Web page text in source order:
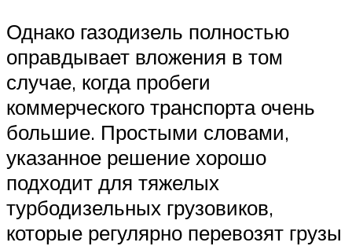
Однако газодизель полностью
оправдывает вложения в том
случае, когда пробеги
коммерческого транспорта очень
большие. Простыми словами,
указанное решение хорошо
подходит для тяжелых
турбодизельных грузовиков,
которые регулярно перевозят грузы